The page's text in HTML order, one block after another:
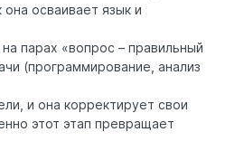
осваивает язык и
парах «вопрос – правильный
(программирование, анализ
и она корректирует свои
этот этап превращает